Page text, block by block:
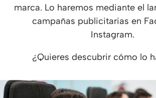
marca. Lo haremos mediante el
campañas publicitarias en
Instagram.
¿Quieres descubrir cómo lo